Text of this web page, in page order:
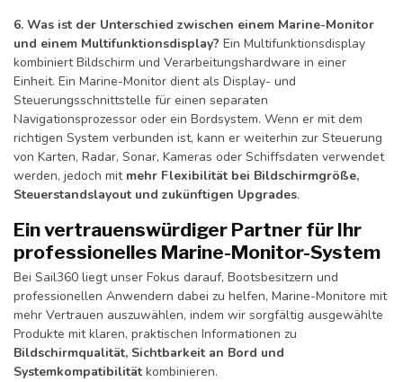
6. Was ist der Unterschied zwischen einem Marine-Monitor
und einem Multifunktionsdisplay? Ein Multifunktionsdisplay
kombiniert Bildschirm und Verarbeitungshardware in einer
Einheit. Ein Marine-Monitor dient als Display- und
Steuerungsschnittstelle für einen separaten
Navigationsprozessor oder ein Bordsystem. Wenn er mit dem
richtigen System verbunden ist, kann er weiterhin zur Steuerung
von Karten, Radar, Sonar, Kameras oder Schiffsdaten verwendet
werden, jedoch mit mehr Flexibilität bei Bildschirmgröße,
Steuerstandslayout und zukünftigen Upgrades.
Ein vertrauenswürdiger Partner für Ihr
professionelles Marine-Monitor-System
Bei Sail360 liegt unser Fokus darauf, Bootsbesitzern und
professionellen Anwendern dabei zu helfen, Marine-Monitore mit
mehr Vertrauen auszuwählen, indem wir sorgfältig ausgewählte
Produkte mit klaren, praktischen Informationen zu
Bildschirmqualität, Sichtbarkeit an Bord und
Systemkompatibilität kombinieren.